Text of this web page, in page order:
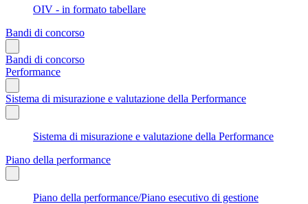
OIV - in formato tabellare
Bandi di concorso
Bandi di concorso
Performance
Sistema di misurazione e valutazione della Performance
Sistema di misurazione e valutazione della Performance
Piano della performance
Piano della performance/Piano esecutivo di gestione